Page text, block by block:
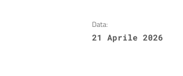
Data:
21 Aprile 2026